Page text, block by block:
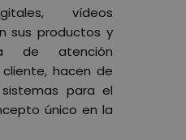
vídeos
sus productos y
de atención
hacen de
para el
único en la